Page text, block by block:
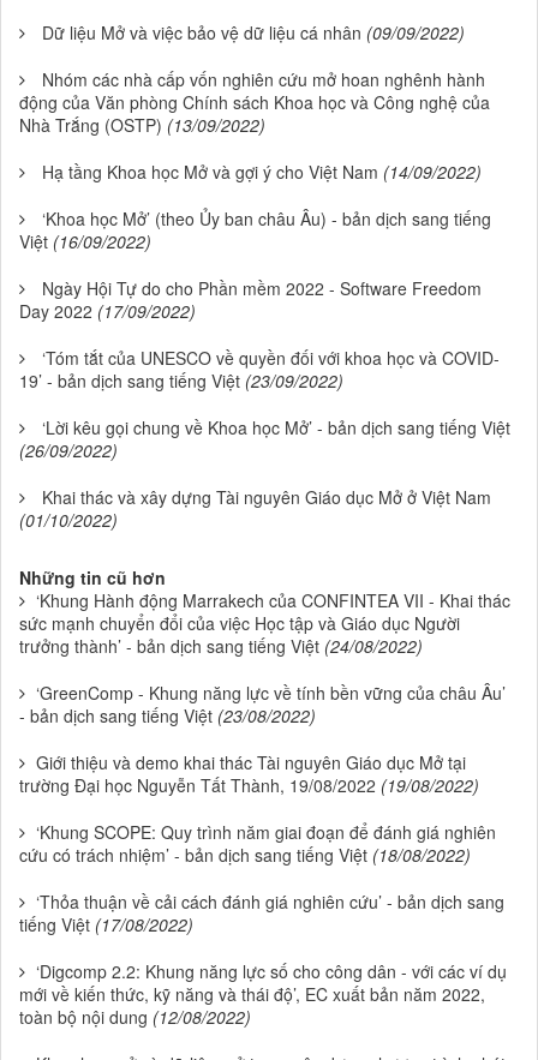
Dữ liệu Mở và việc bảo vệ dữ liệu cá nhân (09/09/2022)
Nhóm các nhà cấp vốn nghiên cứu mở hoan nghênh hành
động của Văn phòng Chính sách Khoa học và Công nghệ của
Nhà Trắng (OSTP) (13/09/2022)
Hạ tầng Khoa học Mở và gợi ý cho Việt Nam (14/09/2022)
‘Khoa học Mở’ (theo Ủy ban châu Âu) - bản dịch sang tiếng
Việt (16/09/2022)
Ngày Hội Tự do cho Phần mềm 2022 - Software Freedom
Day 2022 (17/09/2022)
‘Tóm tắt của UNESCO về quyền đối với khoa học và COVID-
19’ - bản dịch sang tiếng Việt (23/09/2022)
‘Lời kêu gọi chung về Khoa học Mở’ - bản dịch sang tiếng Việt
(26/09/2022)
Khai thác và xây dựng Tài nguyên Giáo dục Mở ở Việt Nam
(01/10/2022)
Những tin cũ hơn
‘Khung Hành động Marrakech của CONFINTEA VII - Khai thác
sức mạnh chuyển đổi của việc Học tập và Giáo dục Người
trưởng thành’ - bản dịch sang tiếng Việt (24/08/2022)
‘GreenComp - Khung năng lực về tính bền vững của châu Âu’
- bản dịch sang tiếng Việt (23/08/2022)
Giới thiệu và demo khai thác Tài nguyên Giáo dục Mở tại
trường Đại học Nguyễn Tất Thành, 19/08/2022 (19/08/2022)
‘Khung SCOPE: Quy trình năm giai đoạn để đánh giá nghiên
cứu có trách nhiệm’ - bản dịch sang tiếng Việt (18/08/2022)
‘Thỏa thuận về cải cách đánh giá nghiên cứu’ - bản dịch sang
tiếng Việt (17/08/2022)
‘Digcomp 2.2: Khung năng lực số cho công dân - với các ví dụ
mới về kiến thức, kỹ năng và thái độ’, EC xuất bản năm 2022,
toàn bộ nội dung (12/08/2022)